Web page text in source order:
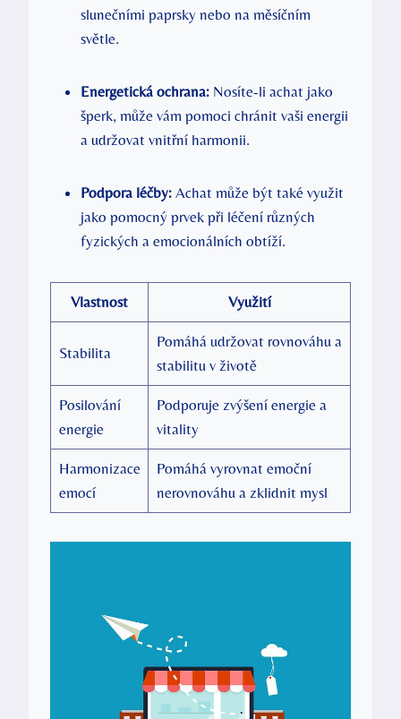
slunečními paprsky nebo na měsíčním
světle.
Energetická ochrana: Nosíte-li achat jako
šperk, může vám pomoci chránit vaši energii
a udržovat vnitřní harmonii.
Podpora léčby: Achat může být také využit
jako pomocný prvek při léčení různých
fyzických a emocionálních obtíží.
Vlastnost Využití
Stabilita
Pomáhá udržovat rovnováhu a
stabilitu v životě
Posilování
energie
Podporuje zvýšení energie a
vitality
Harmonizace
emocí
Pomáhá vyrovnat emoční
nerovnováhu a zklidnit mysl